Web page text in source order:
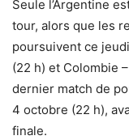
Seule l’Argentine
tour, alors que les
poursuivent ce
(22 h) et Colombie
dernier match de
4 octobre (22 h),
finale.